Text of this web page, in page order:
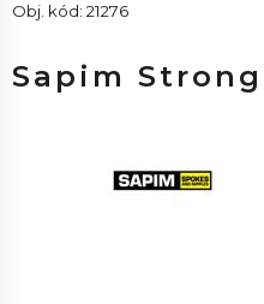
Obj. kód: 21276
Sapim